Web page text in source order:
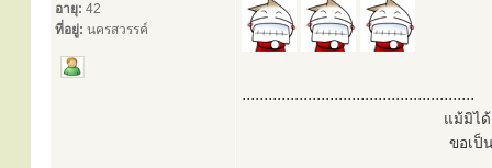
อายุ: 42
ที่อยู่: นครสวรรค์
.....................................................
แม้มิได้
ขอเป็